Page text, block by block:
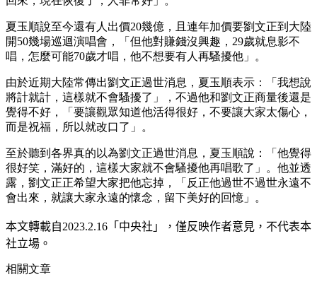
夏玉順說至今還有人出價20幾億，且連年加價要劉文正到大陸
開50幾場巡迴演唱會，「但他對賺錢沒興趣，29歲就息影不
唱，怎麼可能70歲才唱，他不想要有人再騷擾他」。
由於近期大陸常傳出劉文正過世消息，夏玉順表示：「我想說
將計就計，這樣就不會騷擾了」，不過他和劉文正商量後還是
覺得不好，「要讓觀眾知道他活得很好，不要讓大家太傷心，
而是祝福，所以就改口了」。
至於聽到各界真的以為劉文正過世消息，夏玉順說：「他覺得
很好笑，滿好的，這樣大家就不會騷擾他再唱歌了」。他並透
露，劉文正正希望大家把他忘掉，「反正他過世不過世永遠不
會出來，就讓大家永遠的懷念，留下美好的回憶」。
本文轉載自2023.2.16 「中央社」
，僅反映作者意見，不代表本
社立場。
相關文章